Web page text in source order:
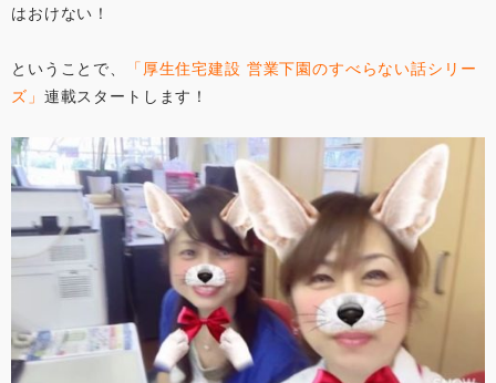
はおけない！
ということで、
「厚生住宅建設 営業下園のすべらない話シリー
ズ」 連載スタートします！